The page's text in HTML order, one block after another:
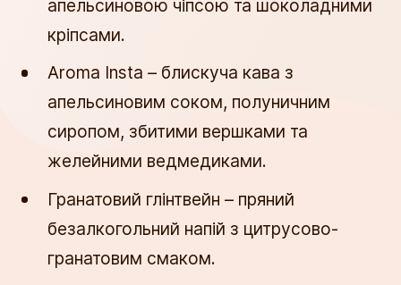
апельсиновою чіпсою та шоколадними
кріпсами.
Aroma Insta – блискуча кава з
апельсиновим соком, полуничним
сиропом, збитими вершками та
желейними ведмедиками.
Гранатовий глінтвейн – пряний
безалкогольний напій з цитрусово-
гранатовим смаком.